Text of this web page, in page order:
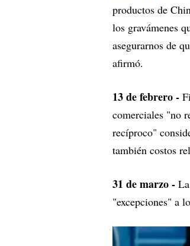
productos de
los gravámenes
asegurarnos de
afirmó.
13 de febrero -
comerciales "no
recíproco"
también costos
31 de marzo -
"excepciones" a